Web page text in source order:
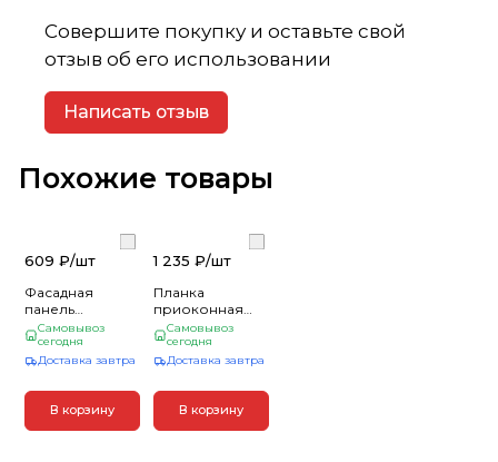
Совершите покупку и оставьте свой
отзыв об его использовании
Написать отзыв
Похожие товары
609 ₽/шт
Фасадная
панель
"Крымский
сланец"
Серебро
Самовывоз
сегодня
Доставка завтра
В корзину
1 235 ₽/шт
Планка
приоконная
GrandLine
Белый, 3,05м (12)
Самовывоз
сегодня
Доставка завтра
В корзину